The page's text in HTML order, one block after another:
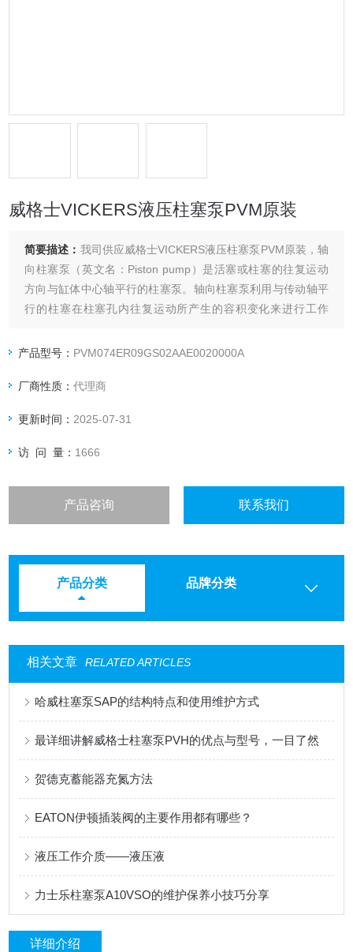
威格士VICKERS液压柱塞泵PVM原装
简要描述： 我司供应威格士VICKERS液压柱塞泵PVM原装，轴
向柱塞泵（英文名：Piston pump）是活塞或柱塞的往复运动
方向与缸体中心轴平行的柱塞泵。轴向柱塞泵利用与传动轴平
行的柱塞在柱塞孔内往复运动所产生的容积变化来进行工作
因此容积效*高。
产品型号： PVM074ER09GS02AAE0020000A
厂商性质：代理商
更新时间： 2025-07-31
访 问 量： 1666
产品咨询 联系我们
产品分类 品牌分类
相关文章 RELATED ARTICLES
哈威柱塞泵SAP的结构特点和使用维护方式
最详细讲解威格士柱塞泵PVH的优点与型号，一目了然
贺德克蓄能器充氮方法
EATON伊顿插装阀的主要作用都有哪些？
液压工作介质——液压液
力士乐柱塞泵A10VSO的维护保养小技巧分享
详细介绍